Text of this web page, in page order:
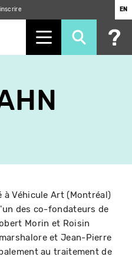
EN
à Véhicule Art (Montréal)
des co-fondateurs de
Morin et Roisin
et Jean-Pierre
au traitement de